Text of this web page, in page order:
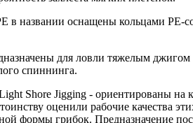
в названии оснащены кольцами
для ловли тяжелым
спиннинга.
Shore Jigging - ориентированы
оценили рабочие качества
формы грибок. Предназначение